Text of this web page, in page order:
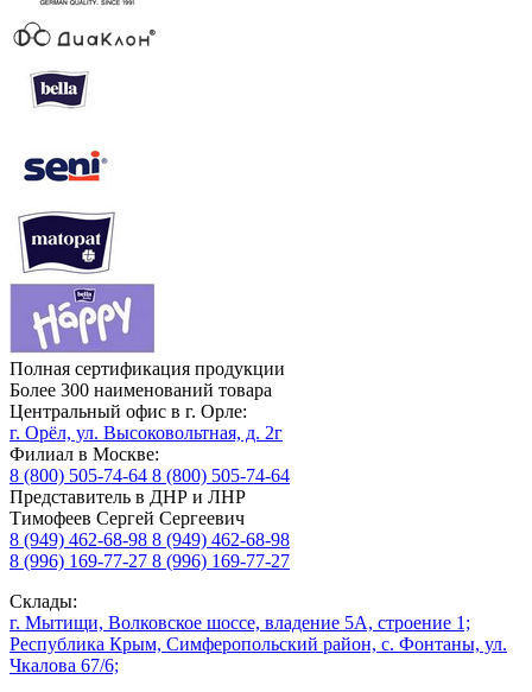
Полная сертификация продукции
Более 300 наименований товара
Центральный офис в г. Орле:
г. Орёл, ул. Высоковольтная, д. 2г
Филиал в Москве:
8 (800) 505-74-64 8 (800) 505-74-64
Представитель в ДНР и ЛНР
Тимофеев Сергей Сергеевич
8 (949) 462-68-98 8 (949) 462-68-98
8 (996) 169-77-27 8 (996) 169-77-27
Склады:
г. Мытищи, Волковское шоссе, владение 5А, строение 1;
Республика Крым, Симферопольский район, с. Фонтаны, ул.
Чкалова 67/6;